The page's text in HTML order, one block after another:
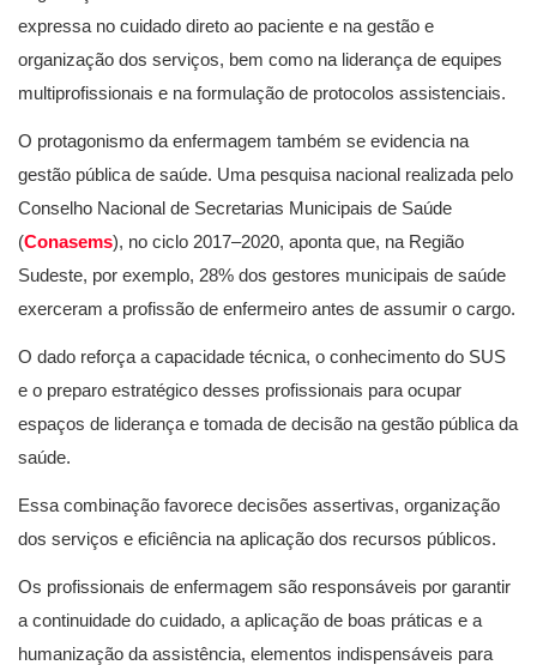
expressa no cuidado direto ao paciente e na gestão e
organização dos serviços, bem como na liderança de equipes
multiprofissionais e na formulação de protocolos assistenciais.
O protagonismo da enfermagem também se evidencia na
gestão pública de saúde. Uma pesquisa nacional realizada pelo
Conselho Nacional de Secretarias Municipais de Saúde
(Conasems), no ciclo 2017–2020, aponta que, na Região
Sudeste, por exemplo, 28% dos gestores municipais de saúde
exerceram a profissão de enfermeiro antes de assumir o cargo.
O dado reforça a capacidade técnica, o conhecimento do SUS
e o preparo estratégico desses profissionais para ocupar
espaços de liderança e tomada de decisão na gestão pública da
saúde.
Essa combinação favorece decisões assertivas, organização
dos serviços e eficiência na aplicação dos recursos públicos.
Os profissionais de enfermagem são responsáveis por garantir
a continuidade do cuidado, a aplicação de boas práticas e a
humanização da assistência, elementos indispensáveis para